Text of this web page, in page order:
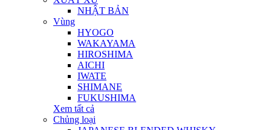
NHẬT BẢN
Vùng
HYOGO
WAKAYAMA
HIROSHIMA
AICHI
IWATE
SHIMANE
FUKUSHIMA
Xem tất cả
Chủng loại